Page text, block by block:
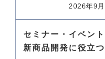
2026年9
セミナー・イベン
新商品開発に役立